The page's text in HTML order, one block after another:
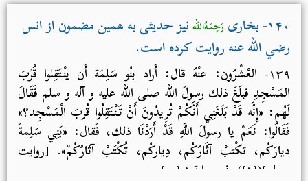
۱۴۰- بخاری رَحِمَهُ‌الله نیز حدیثی به همین مضمون از انس
رضي الله عنه روایت کرده است.
۱۳۹- العْشْرُون: عنْهُ قال: أَراد بنُو سَلِمَة أَن ينْتَقِلوا قُرْبَ
المَسْجِدِ فبلَغَ ذلك رسولَ الله صلی الله علیه و آله و سلم فَقَالَ
لَهُم: «إِنَّه قَدْ بَلَغَنِي أَنَّكُمْ تُرِيدُونَ أَنْ تَنْتَقِلُوا قُربَ الْمَسْجِد؟»
فَقَالُوا: نَعَمْ يا رسولَ اللَّهِ قَدْ أَرَدْنَا ذلك، فَقال: «بَنِي سَلِمةَ
ديارَكُم، تكْتبْ آثَارُكُم، دِياركُم، تُكْتَبْ آثارُكُمْ». [روایت
مسلم]([۱]) وفي روايةٍ : […]